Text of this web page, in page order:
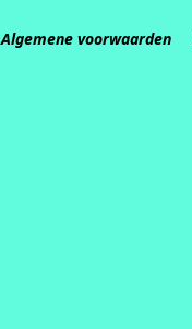
Algemene voorwaarden